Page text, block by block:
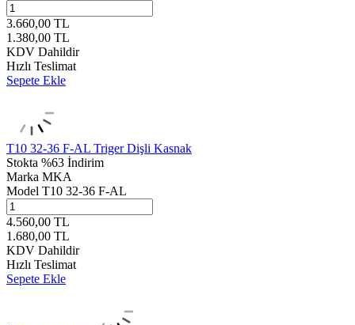
3.660,00 TL
1.380,00 TL
KDV Dahildir
Hızlı Teslimat
Sepete Ekle
T10 32-36 F-AL Triger Dişli Kasnak
Stokta %63 İndirim
Marka MKA
Model T10 32-36 F-AL
4.560,00 TL
1.680,00 TL
KDV Dahildir
Hızlı Teslimat
Sepete Ekle